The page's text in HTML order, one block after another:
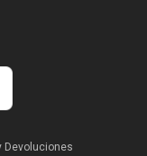
Devoluciones